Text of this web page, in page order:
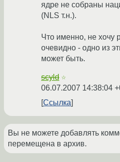
ядре не собраны
(NLS т.н.).
Что именно, не хочу
очевидно - одно из
может быть.
scyld ☆
06.07.2007 14:38:04
Ссылка
Вы не можете добавлять
перемещена в архив.